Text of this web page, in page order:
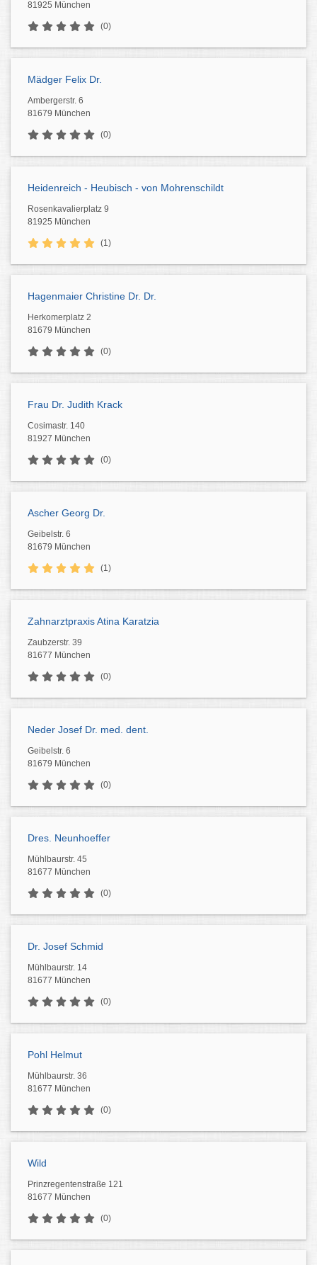
81925 München
(0)
Mädger Felix Dr.
Ambergerstr. 6
81679 München
(0)
Heidenreich - Heubisch - von Mohrenschildt
Rosenkavalierplatz 9
81925 München
(1)
Hagenmaier Christine Dr. Dr.
Herkomerplatz 2
81679 München
(0)
Frau Dr. Judith Krack
Cosimastr. 140
81927 München
(0)
Ascher Georg Dr.
Geibelstr. 6
81679 München
(1)
Zahnarztpraxis Atina Karatzia
Zaubzerstr. 39
81677 München
(0)
Neder Josef Dr. med. dent.
Geibelstr. 6
81679 München
(0)
Dres. Neunhoeffer
Mühlbaurstr. 45
81677 München
(0)
Dr. Josef Schmid
Mühlbaurstr. 14
81677 München
(0)
Pohl Helmut
Mühlbaurstr. 36
81677 München
(0)
Wild
Prinzregentenstraße 121
81677 München
(0)